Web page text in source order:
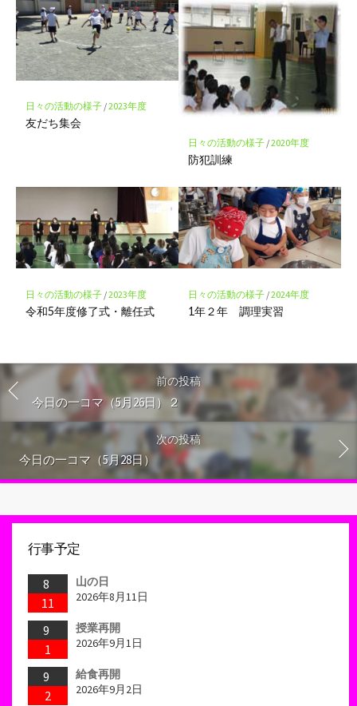
日々の活動の様子/2023年度
友だち集会
日々の活動の様子/2020年度
防犯訓練
日々の活動の様子/2023年度
令和5年度修了式・離任式
日々の活動の様子/2024年度
1年２年 調理実習
前の投稿
今日の一コマ（5月26日）２
次の投稿
今日の一コマ（5月28日）
行事予定
8
11
山の日
2026年8月11日
9
1
授業再開
2026年9月1日
9
2
給食再開
2026年9月2日